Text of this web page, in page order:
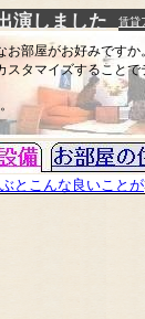
演しました
お部屋がお好みですか
スタマイズすることで
とこんな良いことが
賃貸